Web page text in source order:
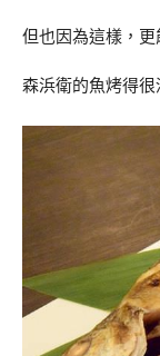
但也因為這樣，
森浜衛的魚烤得